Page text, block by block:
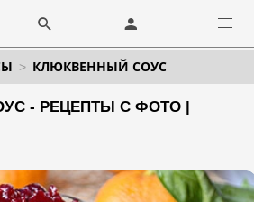
КЛЮКВЕННЫЙ СОУС
- РЕЦЕПТЫ С ФОТО |